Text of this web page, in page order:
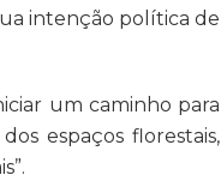
intenção política de
um caminho para
espaços florestais,